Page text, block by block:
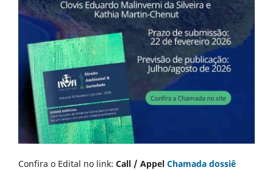
Confira o Edital no link: Call / Appel Chamada dossiê